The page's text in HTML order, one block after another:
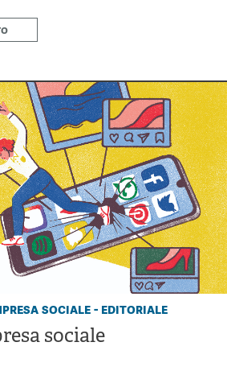
sociale - editoriale
sociale